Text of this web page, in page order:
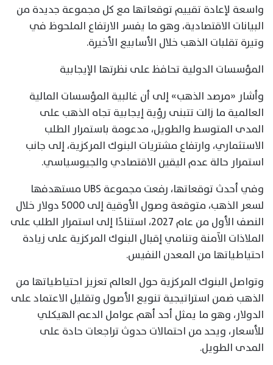
واسعة لإعادة تقييم توقعاتها مع كل مجموعة جديدة من
البيانات الاقتصادية، وهو ما يفسر الارتفاع الملحوظ في
وتيرة تقلبات الذهب خلال الأسابيع الأخيرة.
المؤسسات الدولية تحافظ على نظرتها الإيجابية
وأشار «مرصد الذهب» إلى أن غالبية المؤسسات المالية
العالمية ما زالت تتبنى رؤية إيجابية تجاه الذهب على
المدى المتوسط والطويل، مدعومة باستمرار الطلب
الاستثماري، وارتفاع مشتريات البنوك المركزية، إلى جانب
استمرار حالة عدم اليقين الاقتصادي والجيوسياسي.
وفي أحدث توقعاتها، رفعت مجموعة UBS مستهدفها
لسعر الذهب، متوقعة وصول الأوقية إلى 5000 دولار خلال
النصف الأول من عام 2027، استنادًا إلى استمرار الطلب على
الملاذات الآمنة وتنامي إقبال البنوك المركزية على زيادة
احتياطياتها من المعدن النفيس.
وتواصل البنوك المركزية حول العالم تعزيز احتياطياتها من
الذهب ضمن استراتيجية تنويع الأصول وتقليل الاعتماد على
الدولار، وهو ما يمثل أحد أهم عوامل الدعم الهيكلي
للأسعار، ويحد من احتمالات حدوث تراجعات حادة على
المدى الطويل.